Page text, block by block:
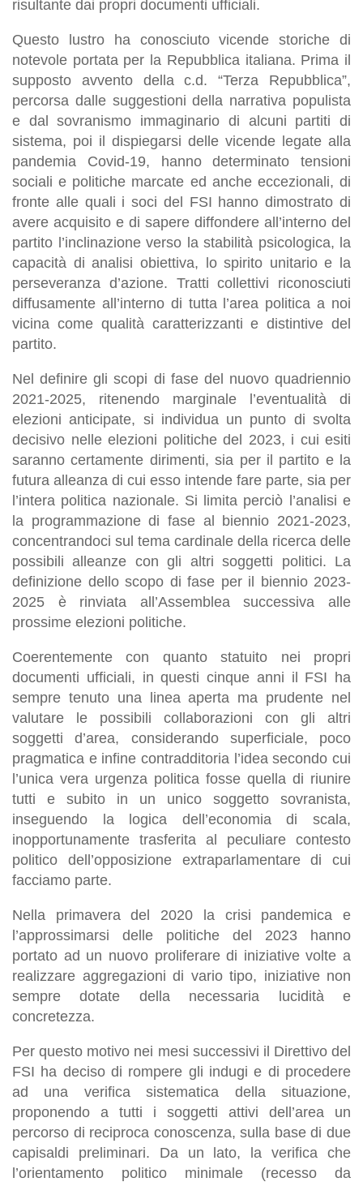
risultante dai propri documenti ufficiali.
Questo lustro ha conosciuto vicende storiche di
notevole portata per la Repubblica italiana. Prima il
supposto avvento della c.d. “Terza Repubblica”,
percorsa dalle suggestioni della narrativa populista
e dal sovranismo immaginario di alcuni partiti di
sistema, poi il dispiegarsi delle vicende legate alla
pandemia Covid-19, hanno determinato tensioni
sociali e politiche marcate ed anche eccezionali, di
fronte alle quali i soci del FSI hanno dimostrato di
avere acquisito e di sapere diffondere all’interno del
partito l’inclinazione verso la stabilità psicologica, la
capacità di analisi obiettiva, lo spirito unitario e la
perseveranza d’azione. Tratti collettivi riconosciuti
diffusamente all’interno di tutta l’area politica a noi
vicina come qualità caratterizzanti e distintive del
partito.
Nel definire gli scopi di fase del nuovo quadriennio
2021-2025, ritenendo marginale l’eventualità di
elezioni anticipate, si individua un punto di svolta
decisivo nelle elezioni politiche del 2023, i cui esiti
saranno certamente dirimenti, sia per il partito e la
futura alleanza di cui esso intende fare parte, sia per
l’intera politica nazionale. Si limita perciò l’analisi e
la programmazione di fase al biennio 2021-2023,
concentrandoci sul tema cardinale della ricerca delle
possibili alleanze con gli altri soggetti politici. La
definizione dello scopo di fase per il biennio 2023-
2025 è rinviata all’Assemblea successiva alle
prossime elezioni politiche.
Coerentemente con quanto statuito nei propri
documenti ufficiali, in questi cinque anni il FSI ha
sempre tenuto una linea aperta ma prudente nel
valutare le possibili collaborazioni con gli altri
soggetti d’area, considerando superficiale, poco
pragmatica e infine contradditoria l’idea secondo cui
l’unica vera urgenza politica fosse quella di riunire
tutti e subito in un unico soggetto sovranista,
inseguendo la logica dell’economia di scala,
inopportunamente trasferita al peculiare contesto
politico dell’opposizione extraparlamentare di cui
facciamo parte.
Nella primavera del 2020 la crisi pandemica e
l’approssimarsi delle politiche del 2023 hanno
portato ad un nuovo proliferare di iniziative volte a
realizzare aggregazioni di vario tipo, iniziative non
sempre dotate della necessaria lucidità e
concretezza.
Per questo motivo nei mesi successivi il Direttivo del
FSI ha deciso di rompere gli indugi e di procedere
ad una verifica sistematica della situazione,
proponendo a tutti i soggetti attivi dell’area un
percorso di reciproca conoscenza, sulla base di due
capisaldi preliminari. Da un lato, la verifica che
l’orientamento politico minimale (recesso da